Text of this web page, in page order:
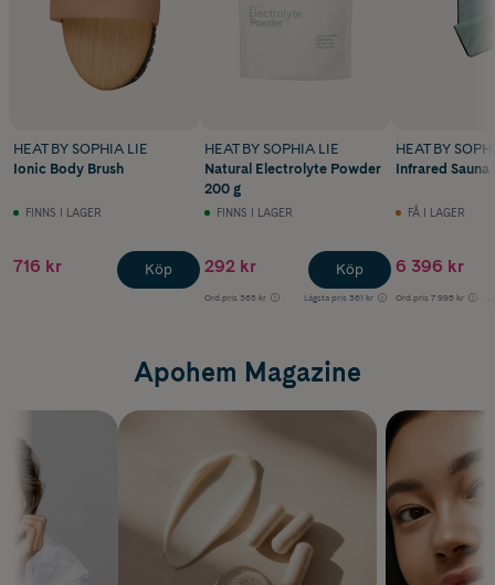
HEAT BY SOPHIA LIE
Ionic Body Brush
FINNS I LAGER
716 kr Köp
HEAT BY SOPHIA LIE
Natural Electrolyte Powder
200 g
FINNS I LAGER
292 kr
Ord.pris 365 kr Lägsta pris 361 kr
Köp
HEAT BY
Infrared Sauna
FÅ I LAGER
6 396 kr
Ord.pris 7 995 kr
Apohem Magazine